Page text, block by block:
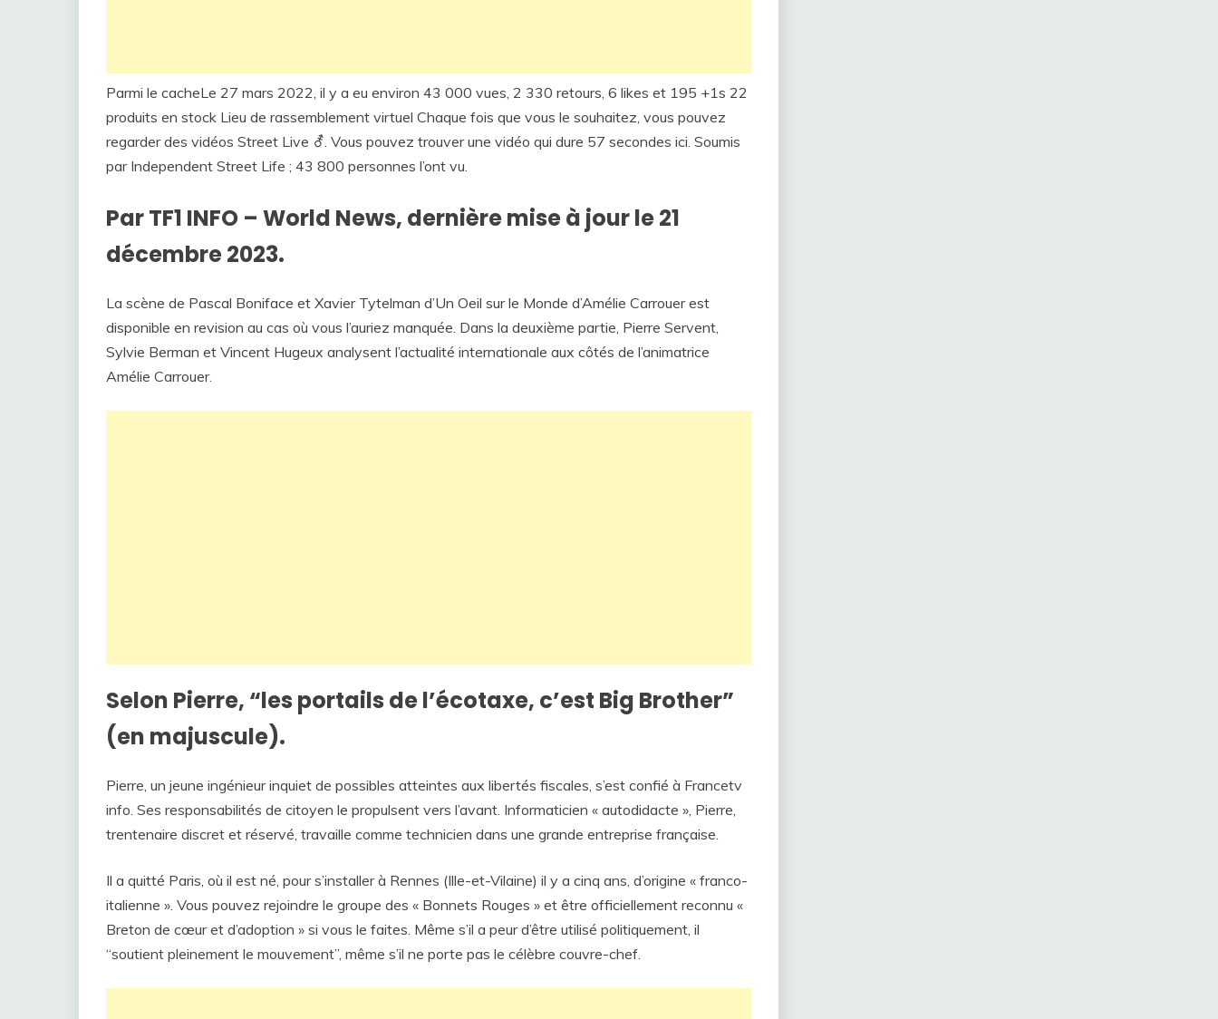
Parmi le cacheLe 27 mars 2022, il y a eu environ 43 000 vues, 2 330 retours, 6 likes et 195 +1s 22
produits en stock Lieu de rassemblement virtuel Chaque fois que vous le souhaitez, vous pouvez
regarder des vidéos Street Live ⚦️. Vous pouvez trouver une vidéo qui dure 57 secondes ici. Soumis
par Independent Street Life ; 43 800 personnes l’ont vu.
Par TF1 INFO – World News, dernière mise à jour le 21
décembre 2023.
La scène de Pascal Boniface et Xavier Tytelman d’Un Oeil sur le Monde d’Amélie Carrouer est
disponible en revision au cas où vous l’auriez manquée. Dans la deuxième partie, Pierre Servent,
Sylvie Berman et Vincent Hugeux analysent l’actualité internationale aux côtés de l’animatrice
Amélie Carrouer.
Selon Pierre, “les portails de l’écotaxe, c’est Big Brother”
(en majuscule).
Pierre, un jeune ingénieur inquiet de possibles atteintes aux libertés fiscales, s’est confié à Francetv
info. Ses responsabilités de citoyen le propulsent vers l’avant. Informaticien « autodidacte », Pierre,
trentenaire discret et réservé, travaille comme technicien dans une grande entreprise française.
Il a quitté Paris, où il est né, pour s’installer à Rennes (Ille-et-Vilaine) il y a cinq ans, d’origine « franco-
italienne ». Vous pouvez rejoindre le groupe des « Bonnets Rouges » et être officiellement reconnu «
Breton de cœur et d’adoption » si vous le faites. Même s’il a peur d’être utilisé politiquement, il
“soutient pleinement le mouvement”, même s’il ne porte pas le célèbre couvre-chef.